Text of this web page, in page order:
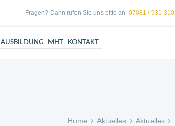
Fragen? Dann rufen Sie uns bitte an 07081 / 931-310
AUSBILDUNG MHT KONTAKT
Home Aktuelles
Aktuelles